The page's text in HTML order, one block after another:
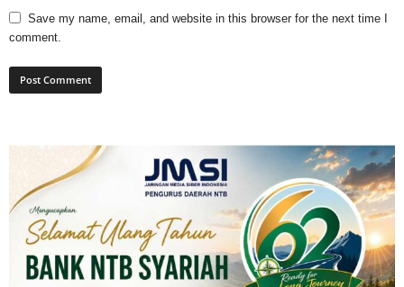
Save my name, email, and website in this browser for the next time I
comment.